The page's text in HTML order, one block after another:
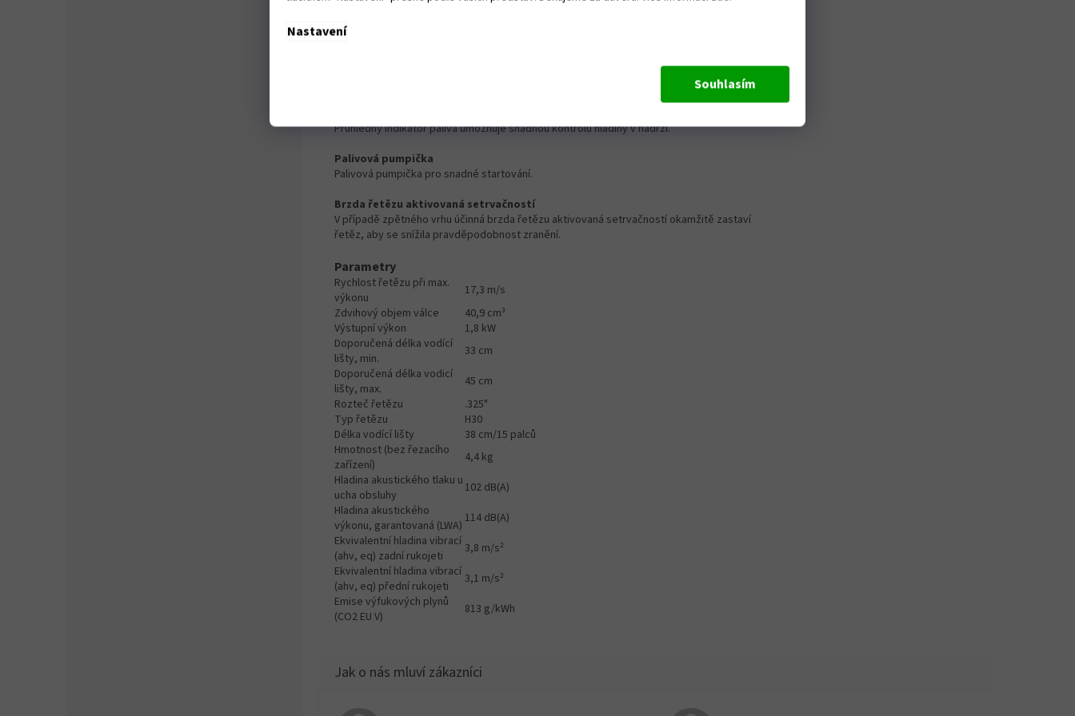
Nastavení
Souhlasím
Třídílný klikový hřídel
Kovaný třídílný klikový hřídel se vyznačuje maximální odolností i při nejtěžším provozu.
Průhledný indikátor paliva umožňuje snadnou kontrolu hladiny v nádrži.
Palivová pumpička
Palivová pumpička pro snadné startování.
Brzda řetězu aktivovaná setrvačností
V případě zpětného vrhu účinná brzda řetězu aktivovaná setrvačností okamžitě zastaví
řetěz, aby se snížila pravděpodobnost zranění.
Parametry
Rychlost řetězu při max.
výkonu
17,3 m/s
Zdvihový objem válce
40,9 cm³
Výstupní výkon
1,8 kW
Doporučená délka vodící
lišty, min.
33 cm
Doporučená délka vodicí
lišty, max.
45 cm
Rozteč řetězu
.325"
Typ řetězu
H30
Délka vodící lišty
38 cm/15 palců
Hmotnost (bez řezacího
zařízení)
4,4 kg
Hladina akustického tlaku u
ucha obsluhy
102 dB(A)
Hladina akustického
výkonu, garantovaná (LWA) 114 dB(A)
Ekvivalentní hladina vibrací
(ahv, eq) zadní rukojeti
3,8 m/s²
Ekvivalentní hladina vibrací
(ahv, eq) přední rukojeti
3,1 m/s²
Emise výfukových plynů
(CO2 EU V)
813 g/kWh